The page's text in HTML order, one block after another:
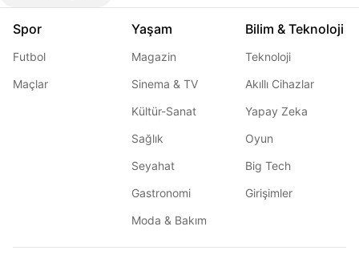
Spor
Futbol
Maçlar
Yaşam
Magazin
Sinema & TV
Kültür-Sanat
Sağlık
Seyahat
Gastronomi
Moda & Bakım
Bilim & Teknoloji
Teknoloji
Akıllı Cihazlar
Yapay Zeka
Oyun
Big Tech
Girişimler